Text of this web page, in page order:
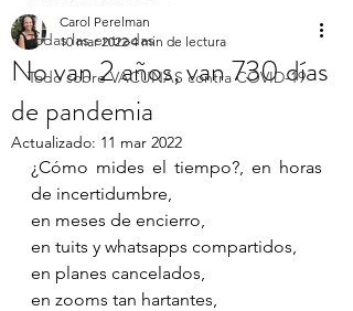
Todas las entradas
Todo sobre VACUNAS contra COVID-19
No van 2 años, van 730 días
de pandemia
Carol Perelman
10 mar 2022 4 min de lectura
Actualizado: 11 mar 2022
¿Cómo mides el tiempo?, en horas
de incertidumbre,
en meses de encierro,
en tuits y whatsapps compartidos,
en planes cancelados,
en zooms tan hartantes,